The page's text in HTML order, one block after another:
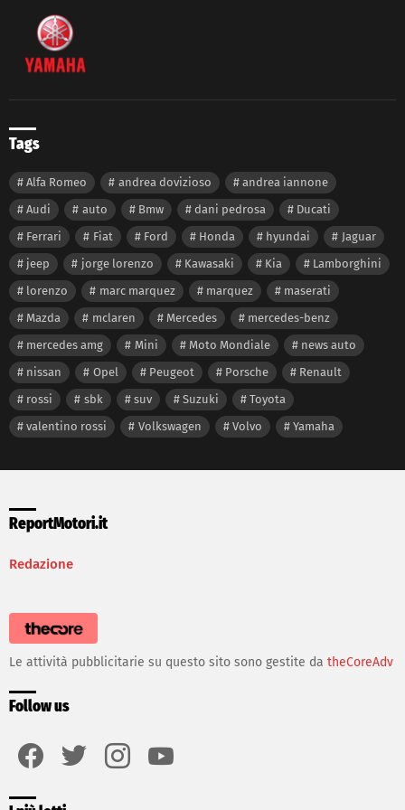
Tags
Alfa Romeo andrea dovizioso
andrea iannone
Audi
auto Bmw dani pedrosa
Ducati
Ferrari
Fiat Ford Honda hyundai
Jaguar
jeep
jorge lorenzo Kawasaki Kia
Lamborghini
lorenzo
marc marquez marquez
maserati
Mazda
mclaren Mercedes
mercedes-benz
mercedes amg
Mini Moto Mondiale
news auto
nissan
Opel Peugeot Porsche
Renault
rossi
sbk suv Suzuki
Toyota
valentino rossi
Volkswagen Volvo Yamaha
ReportMotori.it
Redazione
Le attività pubblicitarie su questo sito sono gestite da theCoreAdv
Follow us